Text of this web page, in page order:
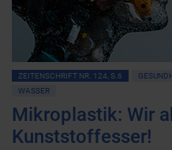
ZEITENSCHRIFT NR. 124, S.6
WASSER
Mikroplastik: Wir
Kunststoffesser!